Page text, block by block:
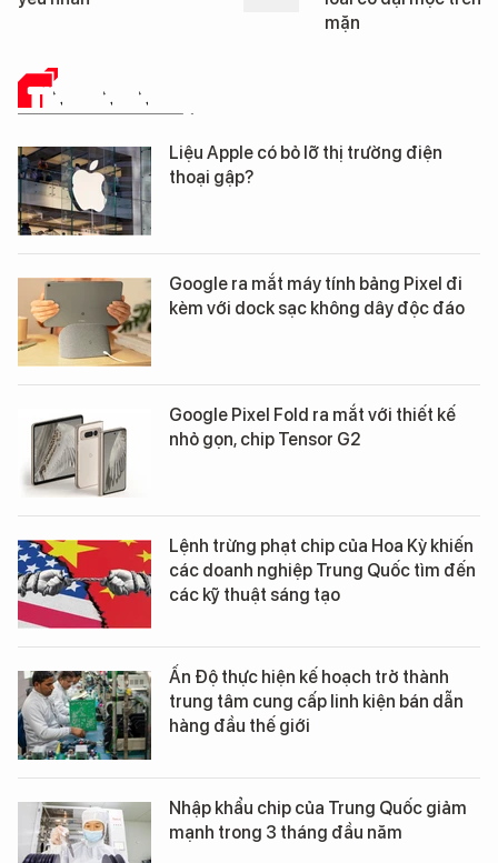
mặn
TIN CÔNG NGHỆ
Liệu Apple có bỏ lỡ thị trường điện
thoại gập?
Google ra mắt máy tính bảng Pixel đi
kèm với dock sạc không dây độc đáo
Google Pixel Fold ra mắt với thiết kế
nhỏ gọn, chip Tensor G2
Lệnh trừng phạt chip của Hoa Kỳ khiến
các doanh nghiệp Trung Quốc tìm đến
các kỹ thuật sáng tạo
Ấn Độ thực hiện kế hoạch trở thành
trung tâm cung cấp linh kiện bán dẫn
hàng đầu thế giới
Nhập khẩu chip của Trung Quốc giảm
mạnh trong 3 tháng đầu năm